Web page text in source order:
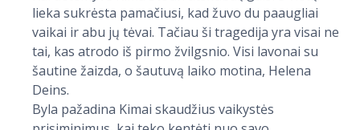
lieka sukrėsta pamačiusi, kad žuvo du paaugliai
vaikai ir abu jų tėvai. Tačiau ši tragedija yra visai ne
tai, kas atrodo iš pirmo žvilgsnio. Visi lavonai su
šautine žaizda, o šautuvą laiko motina, Helena
Deins.
Byla pažadina Kimai skaudžius vaikystės